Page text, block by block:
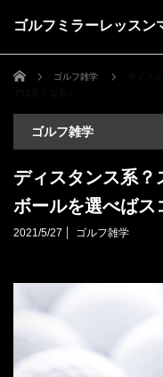
ゴルフミラーレッスン
ホーム ゴルフ雑学
ゴルフ雑学
ディスタンス系？
ボールを選べばス
2021/5/27 ゴルフ雑学